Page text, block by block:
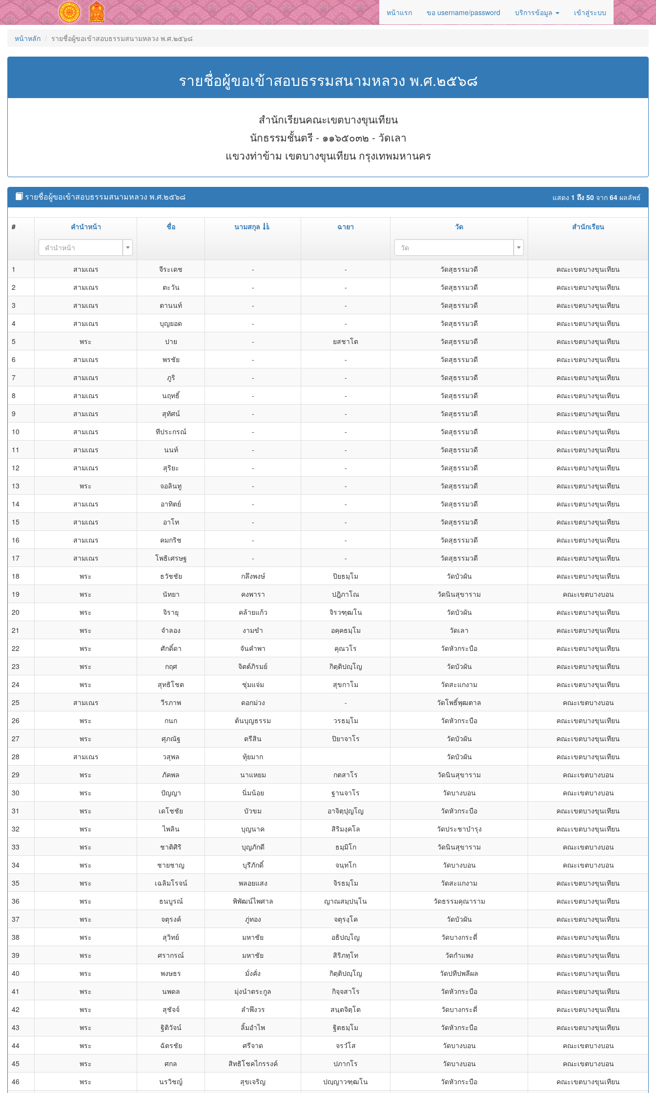
หน้าแรก ขอ username/password บริการข้อมูล เข้าสู่ระบบ
หน้าหลัก รายชื่อผู้ขอเข้าสอบธรรมสนามหลวง พ.ศ.๒๕๖๘
รายชื่อผู้ขอเข้าสอบธรรมสนามหลวง พ.ศ.๒๕๖๘
สำนักเรียนคณะเขตบางขุนเทียน
นักธรรมชั้นตรี - ๑๑๖๕๐๓๒ - วัดเลา
แขวงท่าข้าม เขตบางขุนเทียน กรุงเทพมหานคร
แสดง 1 ถึง 50 จาก 64 ผลลัพธ์
รายชื่อผู้ขอเข้าสอบธรรมสนามหลวง พ.ศ.๒๕๖๘
# คำนำหน้า ชื่อ นามสกุล ฉายา วัด สำนักเรียน
คำนำหน้า วัด
1 สามเณร จีระเดช - - วัดสุธรรมวดี
คณะเขตบางขุนเทียน
2
สามเณร ตะวัน - - วัดสุธรรมวดี
คณะเขตบางขุนเทียน
3
สามเณร ตานนท์ - - วัดสุธรรมวดี
คณะเขตบางขุนเทียน
4
สามเณร บุญยอด - - วัดสุธรรมวดี
คณะเขตบางขุนเทียน
5
พระ ปาย - ยสชาโต วัดสุธรรมวดี
คณะเขตบางขุนเทียน
6
สามเณร พรชัย - - วัดสุธรรมวดี
คณะเขตบางขุนเทียน
7
สามเณร ภูริ - - วัดสุธรรมวดี
คณะเขตบางขุนเทียน
8
สามเณร นฤทธิ์ - - วัดสุธรรมวดี
คณะเขตบางขุนเทียน
9
สามเณร สุทัศน์ - - วัดสุธรรมวดี
คณะเขตบางขุนเทียน
10
สามเณร ทีประกรณ์ - - วัดสุธรรมวดี
คณะเขตบางขุนเทียน
11
สามเณร นนท์ - - วัดสุธรรมวดี
คณะเขตบางขุนเทียน
12
สามเณร สุริยะ - - วัดสุธรรมวดี
คณะเขตบางขุนเทียน
13
พระ จอลินทู - - วัดสุธรรมวดี
คณะเขตบางขุนเทียน
14
สามเณร อาทิตย์ - - วัดสุธรรมวดี
คณะเขตบางขุนเทียน
15
สามเณร อาโท - - วัดสุธรรมวดี
คณะเขตบางขุนเทียน
16
สามเณร คมกริช - - วัดสุธรรมวดี
คณะเขตบางขุนเทียน
17
สามเณร โพธิเศรษฐ - - วัดสุธรรมวดี
คณะเขตบางขุนเทียน
18
พระ ธวัชชัย กลึงพงษ์ ปิยธมฺโม วัดบัวผัน
คณะเขตบางขุนเทียน
19
พระ นัทยา คงพารา ปฎิภาโณ วัดนินสุขาราม
คณะเขตบางบอน
20
พระ จิรายุ คล้ายแก้ว จิรวฑฺฒโน วัดบัวผัน
คณะเขตบางขุนเทียน
21
พระ จำลอง งามขำ อคฺคธมฺโม วัดเลา
คณะเขตบางขุนเทียน
22
พระ ศักดิ์ดา จันคำพา คุณวโร วัดหัวกระบือ
คณะเขตบางขุนเทียน
23
พระ กฤศ จิตต์ภิรมย์ กิตฺติปญฺโญ วัดบัวผัน
คณะเขตบางขุนเทียน
24
พระ สุทธิโชต ชุ่มแจ่ม สุขกาโม วัดสะแกงาม
คณะเขตบางขุนเทียน
25
สามเณร วีรภาพ ดอกม่วง - วัดโพธิ์พุฒตาล
คณะเขตบางบอน
26
พระ กนก ต้นบุญธรรม วรธมฺโม วัดหัวกระบือ
คณะเขตบางขุนเทียน
27
พระ ศุภณัฐ ตรีสิน ปิยาจาโร วัดบัวผัน
คณะเขตบางขุนเทียน
28
สามเณร วสุพล ทุ้ยมาก วัดบัวผัน
คณะเขตบางขุนเทียน
29
พระ ภัคพล นาแหยม กตสาโร วัดนินสุขาราม
คณะเขตบางบอน
30
พระ ปัญญา นิ่มน้อย ฐานจาโร วัดบางบอน
คณะเขตบางบอน
31
พระ เดโชชัย บัวขม อาจิตฺปุญโญ วัดหัวกระบือ
คณะเขตบางขุนเทียน
32
พระ ไพลิน บุญนาค สิริมงฺคโล วัดประชาบำรุง
คณะเขตบางขุนเทียน
33
พระ ชาติศิริ บุญภักดี ธมฺมิโก วัดนินสุขาราม
คณะเขตบางบอน
34
พระ ชายชาญ บุรีภักดิ์ จนฺทโก วัดบางบอน
คณะเขตบางบอน
35
พระ เฉลิมโรจน์ พลอยแสง จิรธมฺโม วัดสะแกงาม
คณะเขตบางขุนเทียน
36
พระ ธนบูรณ์ พิพัฒน์ไพศาล ญาณสมฺปนฺโน วัดธรรมคุณาราม
คณะเขตบางขุนเทียน
37
พระ จตุรงค์ ภู่ทอง จตุรงฺโค วัดบัวผัน
คณะเขตบางขุนเทียน
38
พระ สุวิทย์ มหาชัย อธิปญฺโญ วัดบางกระดี่
คณะเขตบางขุนเทียน
39
พระ ศรากรณ์ มหาชัย สิริภทฺโท วัดกำแพง
คณะเขตบางขุนเทียน
40
พระ พงษธร มั่งคั่ง กิตฺติปญฺโญ วัดปทีปพลีผล
คณะเขตบางขุนเทียน
41
พระ นพดล มุ่งนำตระกูล กิจฺจสาโร วัดหัวกระบือ
คณะเขตบางขุนเทียน
42
พระ สุชัจจ์ ลำพึงวร สนฺตจิตฺโต วัดบางกระดี่
คณะเขตบางขุนเทียน
43
พระ ฐิติวัจน์ ลิ้มอำไพ ฐิตธมฺโม วัดหัวกระบือ
คณะเขตบางขุนเทียน
44
พระ ฉัตรชัย ศรีจาด จรวํโส วัดบางบอน
คณะเขตบางบอน
45
พระ ศกล สิทธิโชคไกรรงค์ ปภากโร วัดบางบอน
คณะเขตบางบอน
46
พระ นรวิชญ์ สุขเจริญ ปญฺญาวฑฺฒโน วัดหัวกระบือ คณะเขตบางขุนเทียน